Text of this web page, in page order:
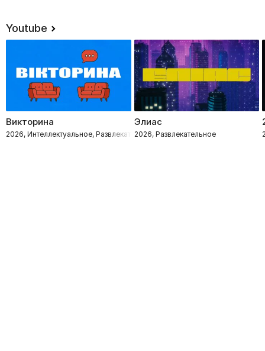
Youtube
Викторина
2026, Интеллектуальное, Развлекательное
Элиас
2026, Развлекательное